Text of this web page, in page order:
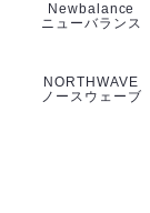
Newbalance
ニューバランス
NORTHWAVE
ノースウェーブ